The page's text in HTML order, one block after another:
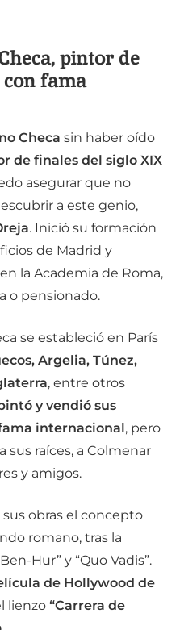
pintor de
fama
Checa sin haber oído
de finales del siglo XIX
asegurar que no
a este genio,
. Inició su formación
de Madrid y
la Academia de Roma,
o pensionado.
se estableció en París
Argelia, Túnez,
, entre otros
y vendió sus
internacional, pero
sus raíces, a Colmenar
y amigos.
obras el concepto
romano, tras la
Hur” y “Quo Vadis”.
de Hollywood de
lienzo “Carrera de